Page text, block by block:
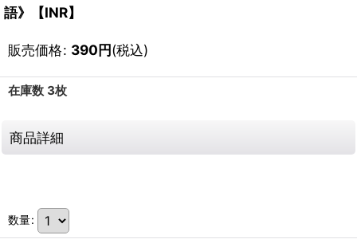
語》【INR】
販売価格: 390円(税込)
在庫数 3枚
商品詳細
数量: